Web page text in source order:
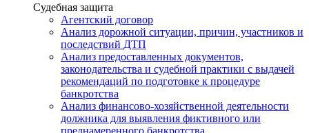
Услуги
Судебная защита
Агентский договор
Анализ дорожной ситуации, причин, участников и
последствий ДТП
Анализ предоставленных документов,
законодательства и судебной практики с выдачей
рекомендаций по подготовке к процедуре
банкротства
Анализ финансово-хозяйственной деятельности
должника для выявления фиктивного или
преднамеренного банкротства